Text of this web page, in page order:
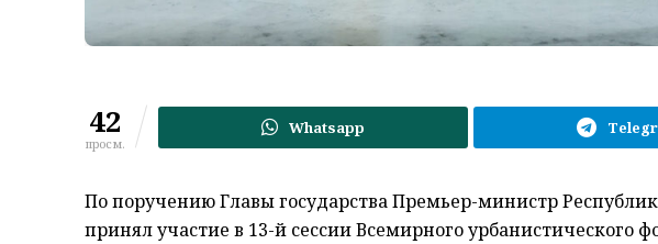
42
просм.
Whatsapp
По поручению Главы государства Премьер-министр
принял участие в 13-й сессии Всемирного урбанистического